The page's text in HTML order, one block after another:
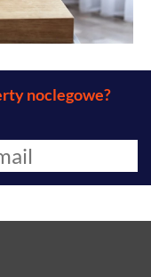
noclegowe?